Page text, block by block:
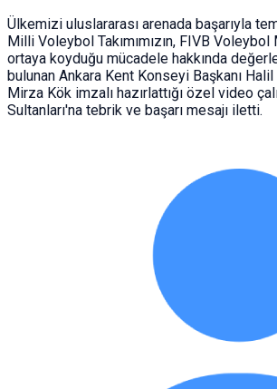
Ülkemizi uluslararası arenada başarıyla
Milli Voleybol Takımımızın, FIVB
ortaya koyduğu mücadele hakkında
bulunan Ankara Kent Konseyi Başkanı Halil
Mirza Kök imzalı hazırlattığı özel video
Sultanları'na tebrik ve başarı mesajı iletti.